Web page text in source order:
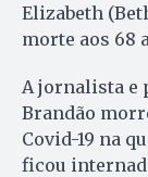
Elizabeth
morte aos 68
A jornalista e
Brandão
Covid-19 na
ficou